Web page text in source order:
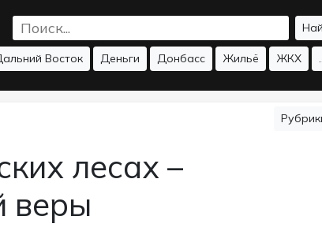
Восток Деньги Донбасс Жильё ЖКХ
лесах –
веры